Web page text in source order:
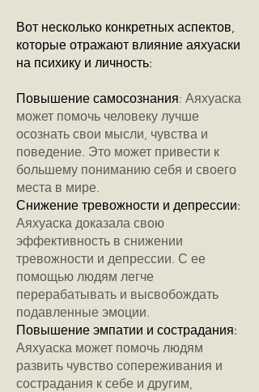
Вот несколько конкретных аспектов,
которые отражают влияние аяхуаски
на психику и личность:
Повышение самосознания: Аяхуаска
может помочь человеку лучше
осознать свои мысли, чувства и
поведение. Это может привести к
большему пониманию себя и своего
места в мире.
Снижение тревожности и депрессии:
Аяхуаска доказала свою
эффективность в снижении
тревожности и депрессии. С ее
помощью людям легче
перерабатывать и высвобождать
подавленные эмоции.
Повышение эмпатии и сострадания:
Аяхуаска может помочь людям
развить чувство сопереживания и
сострадания к себе и другим,